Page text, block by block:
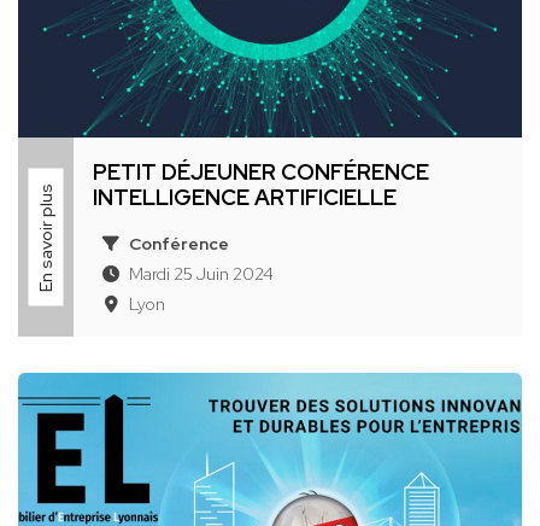
En savoir plus
PETIT DÉJEUNER CONFÉRENCE
INTELLIGENCE ARTIFICIELLE
Conférence
Mardi 25 Juin 2024
Lyon